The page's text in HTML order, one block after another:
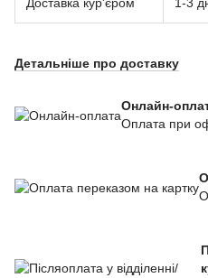
Доставка кур'єром 1-3
Детальніше про доставку
Онлайн-
Оплата при